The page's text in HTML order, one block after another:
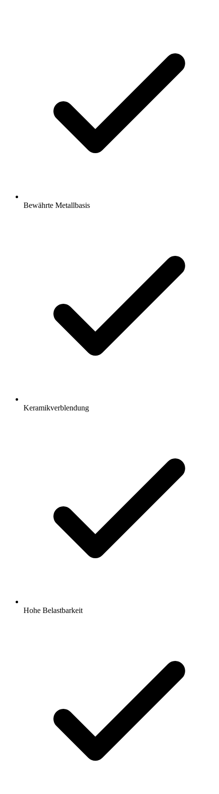
Bewährte Metallbasis
Keramikverblendung
Hohe Belastbarkeit